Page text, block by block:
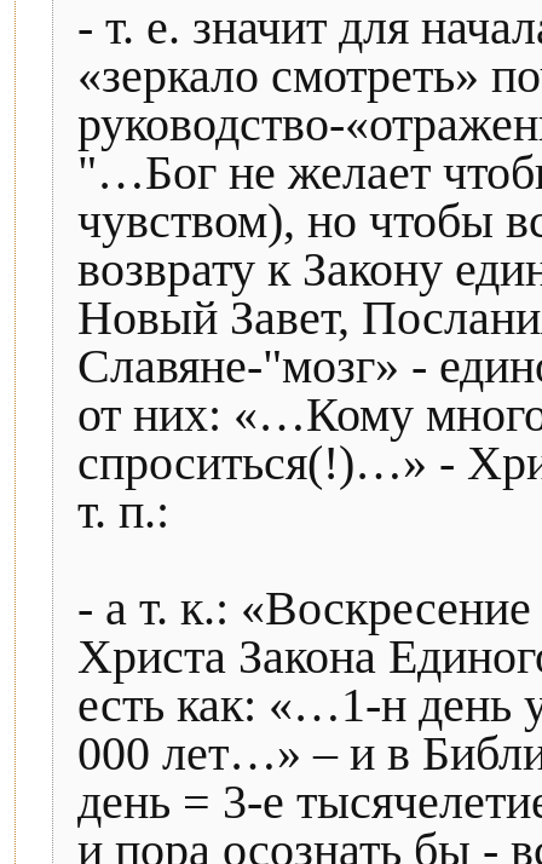
- т. е. значит для
«зеркало смотреть»
руководство-
"…Бог не желает
чувством), но чтобы
возврату к Закону
Новый Завет,
Славяне-"мозг» -
от них: «…Кому
спроситься(!)…» -
т. п.:
- а т. к.:
Христа Закона
есть как: «…1-н день
000 лет…» – и в
день = 3-е
и пора осознать бы -